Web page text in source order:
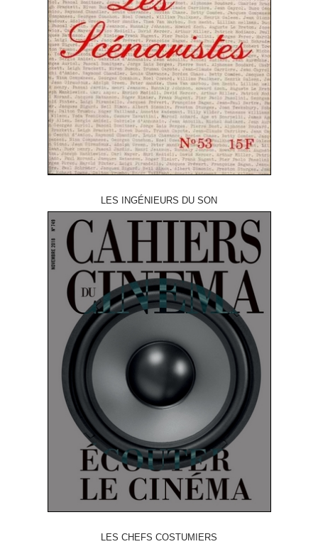
LES INGÉNIEURS DU SON
LES CHEFS COSTUMIERS